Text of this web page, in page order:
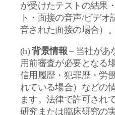
が受けたテストの結果
ト・面接の音声/ビデオ
音された面接の場合）。
(h)背景情報– 当社があ
用前審査が必要となる
信用履歴・犯罪歴・労
れている場合）などの
ます。法律で許可され
研究または臨床研究の